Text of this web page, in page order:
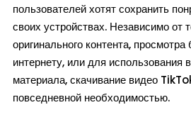
пользователей хотят сохранить
своих устройствах. Независимо от
оригинального контента,
интернету, или для использования
материала, скачивание видео
повседневной необходимостью.